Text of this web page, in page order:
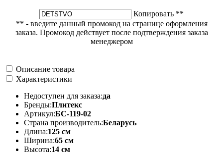
Копировать **
** - введите данный промокод на странице оформления
заказа. Промокод действует после подтверждения заказа
менеджером
Описание товара
Характеристики
Недоступен для заказа:да
Бренды:Плитекс
Артикул:БС-119-02
Страна производитель:Беларусь
Длина:125 см
Ширина:65 см
Высота:14 см